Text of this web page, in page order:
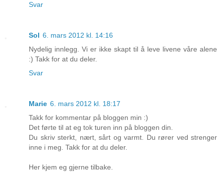
Svar
Sol 6. mars 2012 kl. 14:16
Nydelig innlegg. Vi er ikke skapt til å leve livene våre alene
:) Takk for at du deler.
Svar
Marie 6. mars 2012 kl. 18:17
Takk for kommentar på bloggen min :)
Det førte til at eg tok turen inn på bloggen din.
Du skriv sterkt, nært, sårt og varmt. Du rører ved strenger
inne i meg. Takk for at du deler.
Her kjem eg gjerne tilbake.